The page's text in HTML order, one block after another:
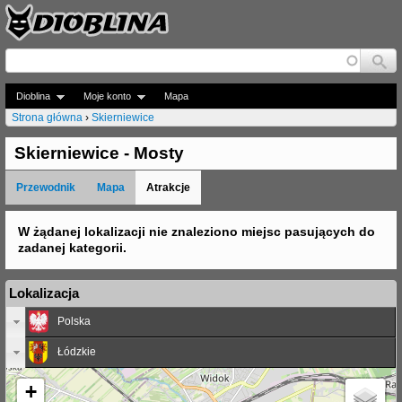
Jump to navigation
Dioblina Moje konto Mapa
J
e
s
e
ś
t
t
a
Strona główna › Skierniewice
Skierniewice - Mosty
Przewodnik Mapa Atrakcje
W żądanej lokalizacji nie znaleziono miejsc pasujących do
zadanej kategorii.
Lokalizacja
Polska
Łódzkie
+